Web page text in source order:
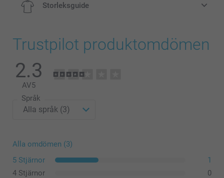
Storleksguide
Trustpilot produktomdömen
2.3
AV5
Språk
Alla omdömen (3)
5 Stjärnor
1
4 Stjärnor
0